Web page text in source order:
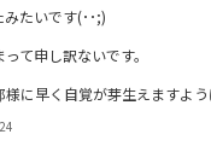
たいです(･･;)
て申し訳ないです。
に早く自覚が芽生えますよ